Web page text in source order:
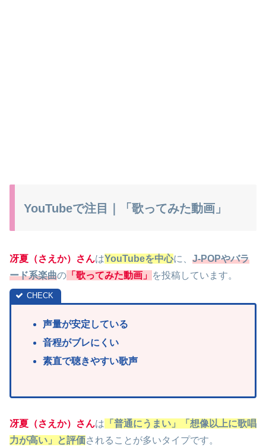
YouTubeで注目｜「歌ってみた動画」
冴夏（さえか）さんはYouTubeを中心に、 J-POPやバラ
ード系楽曲の 「歌ってみた動画」 を投稿しています。
声量が安定している
音程がブレにくい
素直で聴きやすい歌声
冴夏（さえか）さんは 「普通にうまい」「想像以上に歌唱
力が高い」と評価されることが多いタイプです。